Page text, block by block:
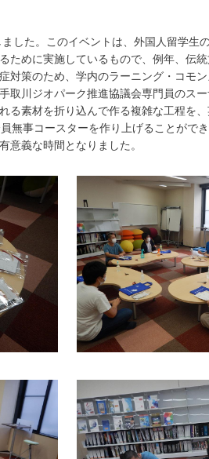
した。このイベントは、外国人留学生
ために実施しているもので、例年、伝
策のため、学内のラーニング・コモン
取川ジオパーク推進協議会専門員のス
る素材を折り込んで作る複雑な工程を
無事コースターを作り上げることがで
意義な時間となりました。